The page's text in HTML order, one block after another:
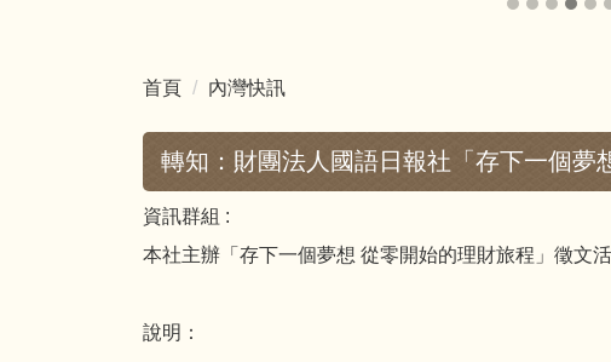
首頁 內灣快訊
轉知：財團法人國語日報社「存下一個夢
資訊群組 :
本社主辦「存下一個夢想 從零開始的理財旅程」徵文
說明：